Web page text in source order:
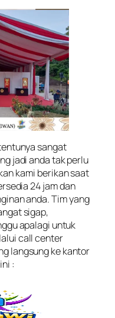
sangat
jadi anda tak perlu
kami berikan saat
24 jam dan
anda. Tim yang
sigap,
apalagi untuk
call center
langsung ke kantor
: